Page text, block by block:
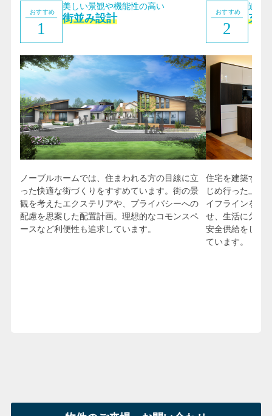
美しい景観や機能性の高い
街並み設計
ノーブルホームでは、住まわれる方の目線に立
った快適な街づくりをすすめています。街の景
観を考えたエクステリアや、プライバシーへの
配慮を思案した配置計画。理想的なコモンスペ
ースなど利便性も追求しています。
追加
充
住宅を建築する
じめ行った上で
イフラインを提
せ、生活に欠か
安全供給をし、
ています。